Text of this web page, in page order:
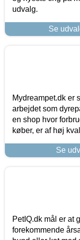
udvalg.
Se
Mydreampet.dk er
arbejdet som
en shop hvor
køber, er af høj
Se
PetIQ.dk mål er at
forekommende